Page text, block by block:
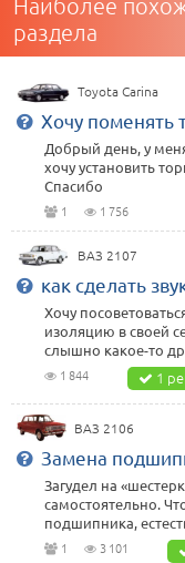
Наиболее
раздела
Toyota Carina
Хочу поменять
Добрый день, у
хочу установить
Спасибо
1 1 756
ВАЗ 2107
как сделать
Хочу
изоляцию в своей
слышно какое-то
1 844 1
ВАЗ 2106
Замена
Загудел на
самостоятельно.
подшипника,
1 3 101